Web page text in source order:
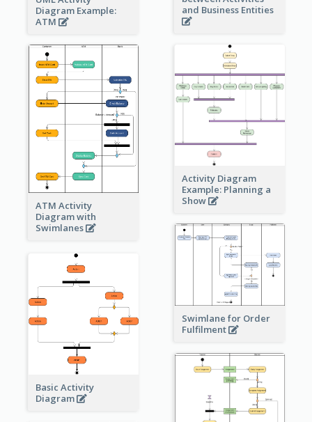
Diagram Example:
ATM
and Business Entities
ATM Activity
Diagram with
Swimlanes
Activity Diagram
Example: Planning a
Show
Swimlane for Order
Fulfilment
Basic Activity
Diagram